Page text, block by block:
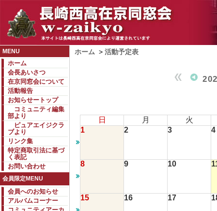
MENU
ホーム
会長あいさつ
在京同窓会について
活動報告
お知らせートップ
コミュニティ編集
部より
ピュアエイジクラ
ブより
リンク集
特定商取引法に基づ
く表記
お問い合わせ
会員限定MENU
会員へのお知らせ
アルバムコーナー
ホーム > 活動予定表
日 月
火
1
2 3 4
8 9 10
15 16 17